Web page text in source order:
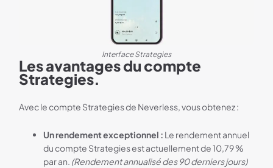
Interface Strategies
Les avantages du compte
Strategies.
Avec le compte Strategies de Neverless, vous obtenez :
Un rendement exceptionnel : Le rendement annuel
du compte Strategies est actuellement de 10,79 %
par an. (Rendement annualisé des 90 derniers jours)